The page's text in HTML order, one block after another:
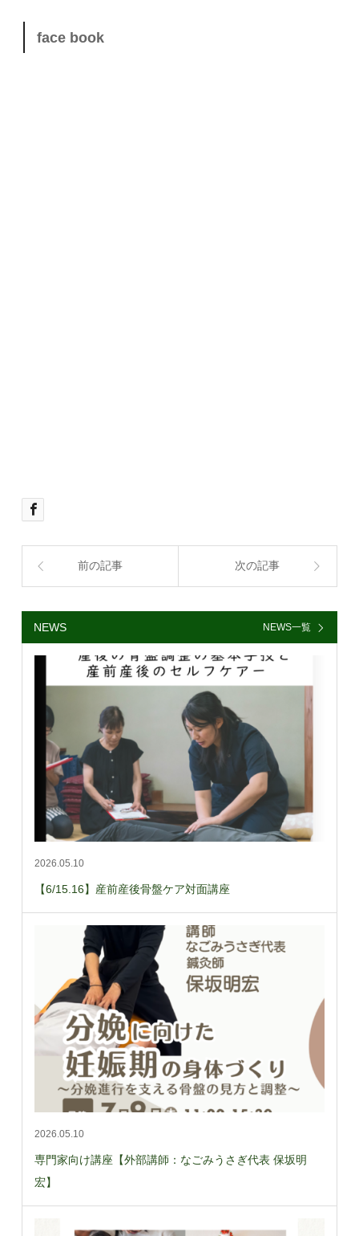
face book
前の記事 次の記事
NEWS NEWS一覧
2026.05.10
【6/15.16】産前産後骨盤ケア対面講座
2026.05.10
専門家向け講座【外部講師：なごみうさぎ代表 保坂明
宏】